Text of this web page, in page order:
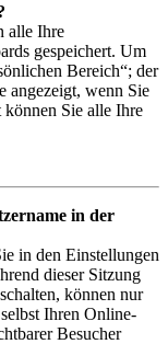
alle Ihre
gespeichert. Um
Bereich“; der
angezeigt, wenn Sie
Sie alle Ihre
in der
in den Einstellungen
dieser Sitzung
können nur
Ihren Online-
Besucher